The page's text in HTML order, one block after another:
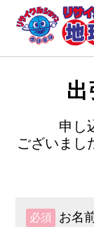
申し
ございまし
必須 お名